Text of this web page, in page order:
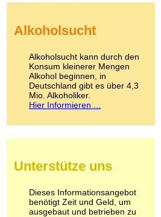
Kokain
LSD
Marihuana
Medikamente
Meskalin
Metamphetamin
Methadon
Pilze
Psychopharmaka
Schlafmittel
Schmerzmittel
Alkoholsucht
Alkoholsucht kann durch den
Konsum kleinerer Mengen
Alkohol beginnen, in
Deutschland gibt es über 4,3
Mio. Alkoholiker.
Hier Informieren ...
Unterstütze uns
Dieses Informationsangebot
benötigt Zeit und Geld, um
ausgebaut und betrieben zu